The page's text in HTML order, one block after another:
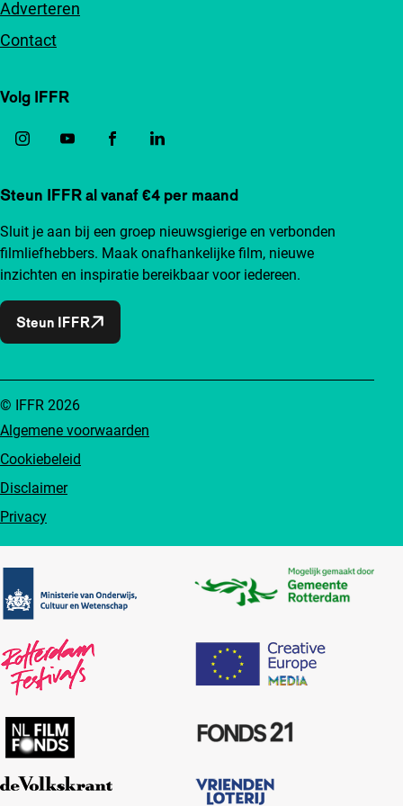
Adverteren
Contact
Volg IFFR
Steun IFFR al vanaf €4 per maand
Sluit je aan bij een groep nieuwsgierige en verbonden
filmliefhebbers. Maak onafhankelijke film, nieuwe
inzichten en inspiratie bereikbaar voor iedereen.
Steun IFFR
Algemene voorwaarden
Cookiebeleid
Disclaimer
Privacy
© IFFR 2026